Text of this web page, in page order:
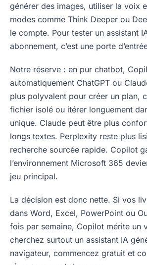
générer des images, utiliser la voix
modes comme Think Deeper ou
le compte. Pour tester un assistant
abonnement, c’est une porte
Notre réserve : en pur chatbot,
automatiquement ChatGPT ou
plus polyvalent pour créer un plan,
fichier isolé ou itérer longuement
unique. Claude peut être plus
longs textes. Perplexity reste plus
recherche sourcée rapide. Copilot
l’environnement Microsoft 365
jeu principal.
La décision est donc nette. Si vos
dans Word, Excel, PowerPoint ou
fois par semaine, Copilot mérite un
cherchez surtout un assistant IA
navigateur, commencez gratuit et